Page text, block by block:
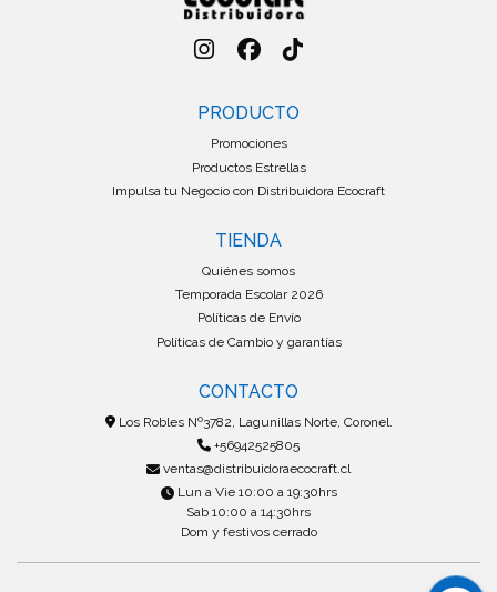
PRODUCTO
Promociones
Productos Estrellas
Impulsa tu Negocio con Distribuidora Ecocraft
TIENDA
Quiénes somos
Temporada Escolar 2026
Políticas de Envío
Políticas de Cambio y garantías
CONTACTO
Los Robles Nº3782, Lagunillas Norte, Coronel.
+56942525805
ventas@distribuidoraecocraft.cl
Lun a Vie 10:00 a 19:30hrs
Sab 10:00 a 14:30hrs
Dom y festivos cerrado